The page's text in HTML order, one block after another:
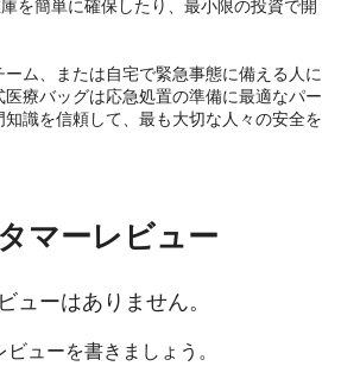
を簡単に確保したり、最小限の投資で開
ム、または自宅で緊急事態に備える人に
療バッグは応急処置の準備に最適なパー
知識を信頼して、最も大切な人々の安全を
マーレビュー
ューはありません。
ューを書きましょう。